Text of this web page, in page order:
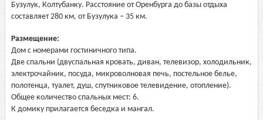
Бузулук, Колтубанку. Расстояние от Оренбурга до базы отдыха
составляет 280 км, от Бузулука – 35 км.
Размещение:
Дом с номерами гостиничного типа.
Две спальни (двуспальная кровать, диван, телевизор, холодильник,
электрочайник, посуда, микроволновая печь, постельное белье,
полотенца, туалет, душ, спутниковое телевидение, отопление).
Общее количество спальных мест: 6.
К домику прилагается беседка и мангал.